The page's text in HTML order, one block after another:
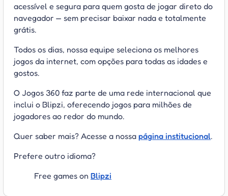
acessível e segura para quem gosta de jogar direto do
navegador — sem precisar baixar nada e totalmente
grátis.
Todos os dias, nossa equipe seleciona os melhores
jogos da internet, com opções para todas as idades e
gostos.
O Jogos 360 faz parte de uma rede internacional que
inclui o Blipzi, oferecendo jogos para milhões de
jogadores ao redor do mundo.
Quer saber mais? Acesse a nossa página institucional.
Prefere outro idioma?
Free games on Blipzi